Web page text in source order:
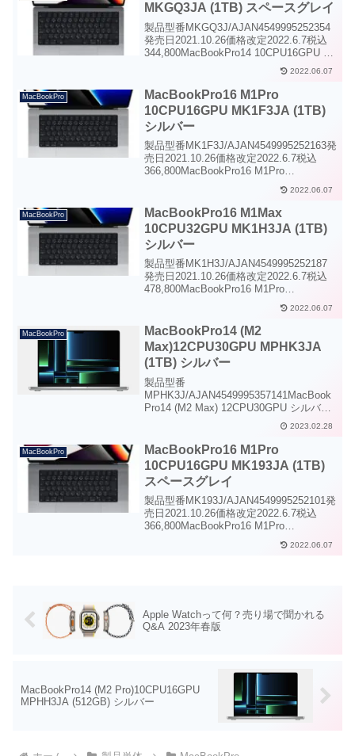
MKGQ3JA (1TB) スペースグレイ
製品型番MKGQ3J/AJAN4549995252354
発売日2021.10.26価格改定2022.6.7税込
344,800MacBookPro14 10CPU16GPU ス
ペースグレイMacBookPro14史上最強の
2022.06.07
MacBookPro
MacBookPro16 M1Pro
10CPU16GPU MK1F3JA (1TB)
シルバー
製品型番MK1F3J/AJAN4549995252163発
売日2021.10.26価格改定2022.6.7税込
366,800MacBookPro16 M1Pro
MacBookPro16史上最強のMa...
2022.06.07
MacBookPro
MacBookPro16 M1Max
10CPU32GPU MK1H3JA (1TB)
シルバー
製品型番MK1H3J/AJAN4549995252187
発売日2021.10.26価格改定2022.6.7税込
478,800MacBookPro16 M1Pro
MacBookPro16史上最強のMa...
2022.06.07
MacBookPro
MacBookPro14 (M2
Max)12CPU30GPU MPHK3JA
(1TB) シルバー
製品型番
MPHK3J/AJAN4549995357141MacBook
Pro14 (M2 Max) 12CPU30GPU シルバー
MacBookPro14かつてないほどパワフル
なのに電力効率に優れたMacBook Proに
進化しました。M2...
2023.02.28
MacBookPro
MacBookPro16 M1Pro
10CPU16GPU MK193JA (1TB)
スペースグレイ
製品型番MK193J/AJAN4549995252101発
売日2021.10.26価格改定2022.6.7税込
366,800MacBookPro16 M1Pro
10CPU16GPU(1TB) スペースグレイ2022.06.07
Apple Watchって何？売り場で聞かれる
Q&A 2023年春版
MacBookPro14 (M2 Pro)10CPU16GPU
MPHH3JA (512GB) シルバー